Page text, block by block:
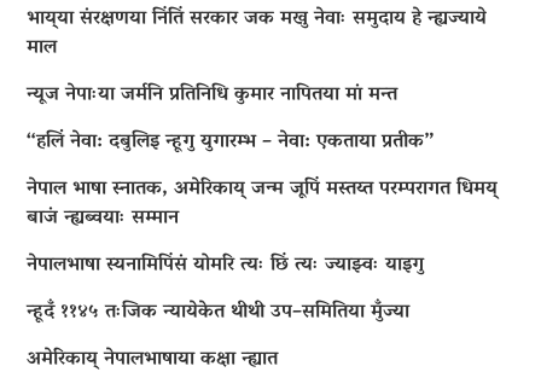
भाय्‌या संरक्षणया निंतिं सरकार जक मखु नेवाः समुदाय हे न्ह्यज्याये
माल
न्यूज नेपाःया जर्मनि प्रतिनिधि कुमार नापितया मां मन्त
“हलिं नेवा: दबुलिइ न्हूगु युगारम्भ – नेवा: एकताया प्रतीक”
नेपाल भाषा स्नातक, अमेरिकाय् जन्म जूपिं मस्तय्त परम्परागत धिमय्
बाजं न्ह्यब्वयाः सम्मान
नेपालभाषा स्यनामिपिंसं योमरि त्यः छिं त्यः ज्याझ्वः याइगु
न्हूदँ ११४५ तःजिक न्यायेकेत थीथी उप–समितिया मुँज्या
अमेरिकाय् नेपालभाषाया कक्षा न्ह्यात